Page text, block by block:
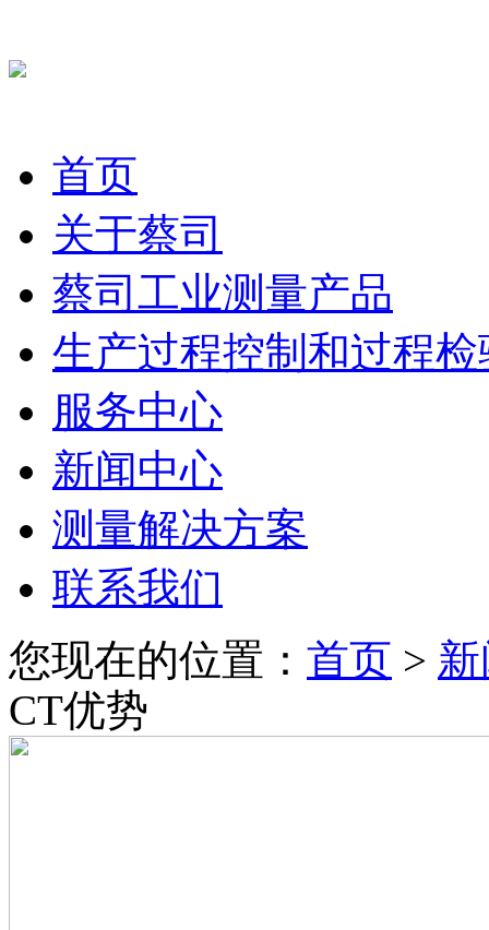
首页
关于蔡司
蔡司工业测量产品
生产过程控制和过程
服务中心
新闻中心
测量解决方案
联系我们
您现在的位置： 首页 >
CT优势